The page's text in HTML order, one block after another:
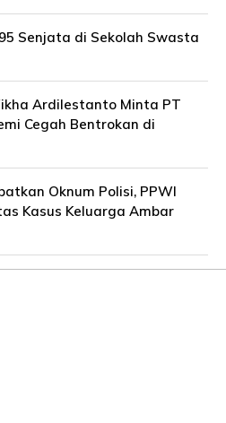
Senjata di Sekolah Swasta
Ardilestanto Minta PT
Cegah Bentrokan di
Oknum Polisi, PPWI
Kasus Keluarga Ambar